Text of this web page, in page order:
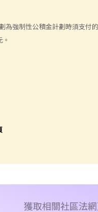
為強制性公積金計劃時須支付